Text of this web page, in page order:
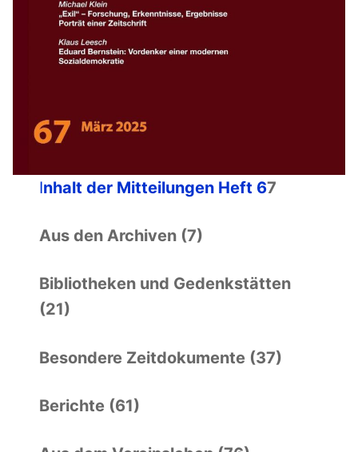
Inhalt der Mitteilungen Heft 67
Aus den Archiven (7)
Bibliotheken und Gedenkstätten
(21)
Besondere Zeitdokumente (37)
Berichte (61)